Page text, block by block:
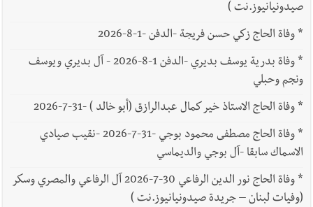
صيدونيانيوز.نت )
*وفاة الحاج زكي حسن فريجة -الدفن -1-8-2026
*
وفاة بدرية يوسف بديري -الدفن 1-8-2026 - آل بديري ويوسف
ونجم وحبلي
*وفاة الحاج الاستاذ خير كمال عبدالرازق (أبو خالد ) -31-7-2026
*
وفاة الحاج مصطفى محمود بوجي -31-7-2026 -نقيب صيادي
الاسماك سابقا -آل بوجي والديماسي
*
وفاة الحاج نور الدين الرفاعي 30-7-2026 آل الرفاعي والمصري وسكر
(وفيات لبنان – جريدة صيدونيانيوز.نت )